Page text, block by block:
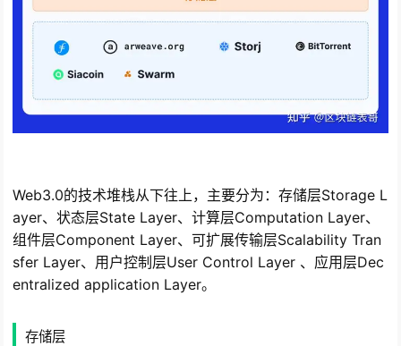
Web3.0的技术堆栈从下往上，主要分为：存储层Storage L
ayer、状态层State Layer、计算层Computation Layer、
组件层Component Layer、可扩展传输层Scalability Tran
sfer Layer、用户控制层User Control Layer 、应用层Dec
entralized application Layer。
存储层